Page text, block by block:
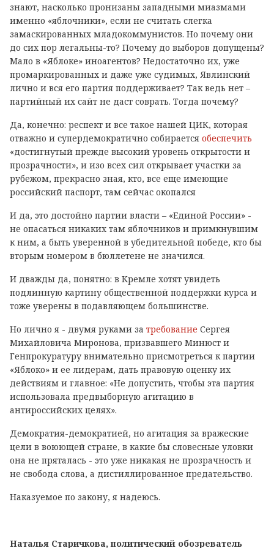
знают, насколько пронизаны западными миазмами
именно «яблочники», если не считать слегка
замаскированных младокоммунистов. Но почему они
до сих пор легальны-то? Почему до выборов допущены?
Мало в «Яблоке» иноагентов? Недостаточно их, уже
промаркированных и даже уже судимых, Явлинский
лично и вся его партия поддерживает? Так ведь нет –
партийный их сайт не даст соврать. Тогда почему?
Да, конечно: респект и все такое нашей ЦИК, которая
отважно и супердемократично собирается обеспечить
«достигнутый прежде высокий уровень открытости и
прозрачности», и изо всех сил открывает участки за
рубежом, прекрасно зная, кто, все еще имеющие
российский паспорт, там сейчас окопался
И да, это достойно партии власти – «Единой России» -
не опасаться никаких там яблочников и примкнувшим
к ним, а быть уверенной в убедительной победе, кто бы
вторым номером в бюллетене не значился.
И дважды да, понятно: в Кремле хотят увидеть
подлинную картину общественной поддержки курса и
тоже уверены в подавляющем большинстве.
Но лично я - двумя руками за требование Сергея
Михайловича Миронова, призвавшего Минюст и
Генпрокуратуру внимательно присмотреться к партии
«Яблоко» и ее лидерам, дать правовую оценку их
действиям и главное: «Не допустить, чтобы эта партия
использовала предвыборную агитацию в
антироссийских целях».
Демократия-демократией, но агитация за вражеские
цели в воюющей стране, в какие бы словесные уловки
она не пряталась - это уже никакая не прозрачность и
не свобода слова, а дистиллированное предательство.
Наказуемое по закону, я надеюсь.
Наталья Старичкова, политический обозреватель